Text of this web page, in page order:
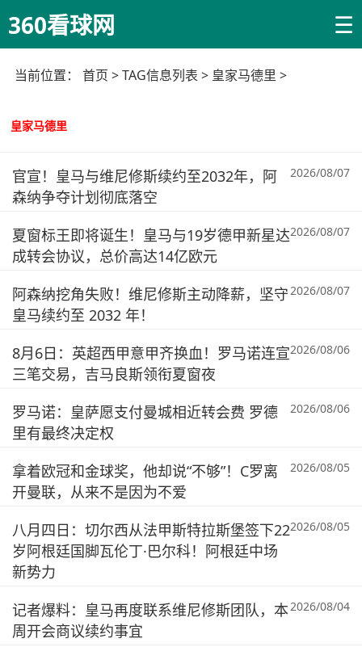
360看球网 ☰
当前位置： 首页 > TAG信息列表 > 皇家马德里 >
皇家马德里
官宣！皇马与维尼修斯续约至2032年，阿
森纳争夺计划彻底落空
2026/08/07
夏窗标王即将诞生！皇马与19岁德甲新星达
成转会协议，总价高达14亿欧元
2026/08/07
阿森纳挖角失败！维尼修斯主动降薪，坚守
皇马续约至 2032 年！
2026/08/07
8月6日：英超西甲意甲齐换血！罗马诺连宣
三笔交易，吉马良斯领衔夏窗夜
2026/08/06
罗马诺：皇萨愿支付曼城相近转会费 罗德
里有最终决定权
2026/08/06
拿着欧冠和金球奖，他却说“不够”！C罗离
开曼联，从来不是因为不爱
2026/08/05
八月四日：切尔西从法甲斯特拉斯堡签下22
岁阿根廷国脚瓦伦丁·巴尔科！阿根廷中场
新势力
2026/08/05
记者爆料：皇马再度联系维尼修斯团队，本
周开会商议续约事宜
2026/08/04